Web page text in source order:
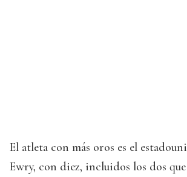
El atleta con más oros es el
Ewry, con diez, incluidos los dos